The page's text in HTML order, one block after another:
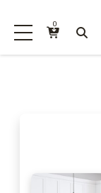
0